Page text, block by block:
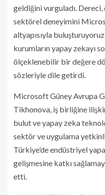
geldiğini vurguladı.
sektörel deneyimini
altyapısıyla
kurumların yapay zekayı
ölçeklenebilir bir değere
sözleriyle dile getirdi.
Microsoft Güney Avrupa
Tikhonova, iş birliğine
bulut ve yapay zeka
sektör ve uygulama
Türkiye’de endüstriyel
gelişmesine katkı
etti.